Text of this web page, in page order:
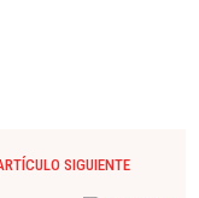
SIGUIENTE